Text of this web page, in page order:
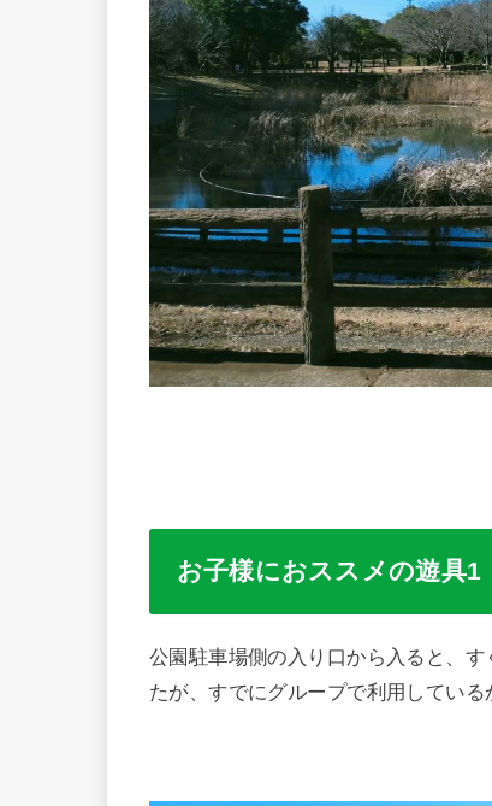
お子様におススメの遊具1
公園駐車場側の入り口から入ると、
たが、すでにグループで利用している